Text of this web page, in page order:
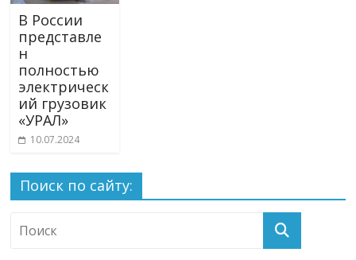
В России
представле
н
полностью
электрическ
ий грузовик
«УРАЛ»
10.07.2024
Поиск по сайту: